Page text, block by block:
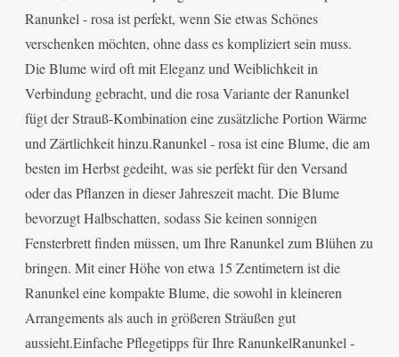
Ranunkel - rosa ist perfekt, wenn Sie etwas Schönes
verschenken möchten, ohne dass es kompliziert sein muss.
Die Blume wird oft mit Eleganz und Weiblichkeit in
Verbindung gebracht, und die rosa Variante der Ranunkel
fügt der Strauß-Kombination eine zusätzliche Portion Wärme
und Zärtlichkeit hinzu.Ranunkel - rosa ist eine Blume, die am
besten im Herbst gedeiht, was sie perfekt für den Versand
oder das Pflanzen in dieser Jahreszeit macht. Die Blume
bevorzugt Halbschatten, sodass Sie keinen sonnigen
Fensterbrett finden müssen, um Ihre Ranunkel zum Blühen zu
bringen. Mit einer Höhe von etwa 15 Zentimetern ist die
Ranunkel eine kompakte Blume, die sowohl in kleineren
Arrangements als auch in größeren Sträußen gut
aussieht.Einfache Pflegetipps für Ihre RanunkelRanunkel -